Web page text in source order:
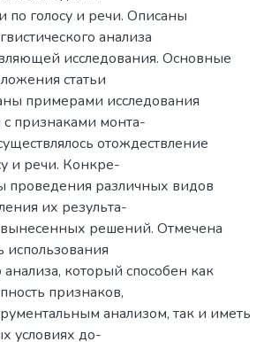
по голосу и речи. Описаны
анализа
исследования. Основные
статьи
примерами исследования
признаками монта-
отождествление
и речи. Конкре-
проведения различных видов
их результа-
вынесенных решений. Отмечена
использования
анализа, который способен как
признаков,
анализом, так и иметь
условиях до-